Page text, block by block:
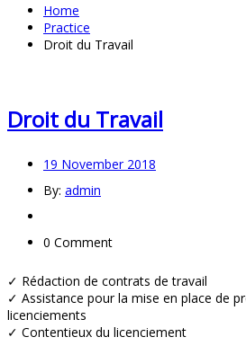
Home
Practice
Droit du Travail
Droit du Travail
19 November 2018
By: admin
0 Comment
✓ Rédaction de contrats de travail
✓ Assistance pour la mise en place de
licenciements
✓ Contentieux du licenciement